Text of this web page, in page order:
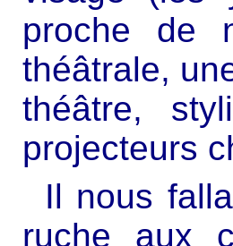
proche de
théâtrale,
théâtre,
projecteurs
Il nous
ruche aux